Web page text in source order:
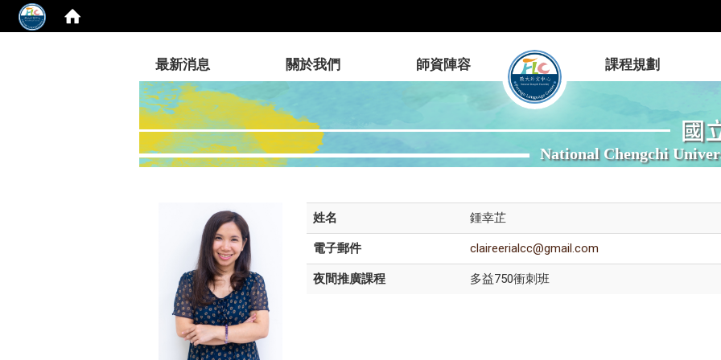
國
National Chengchi
最新消息 關於我們 師資陣容 課程規劃
姓名 鍾幸芷
電子郵件 claireerialcc@gmail.com
夜間推廣課程 多益750衝刺班